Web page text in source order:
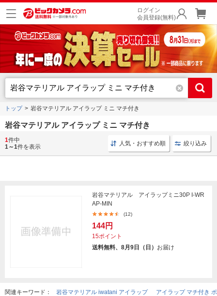
ログイン
会員登録(無料)
トップ 岩谷マテリアル アイラップ ミニ マチ付き
岩谷マテリアル アイラップ ミニ マチ付き
冷凍庫 小型 マチ付き ポリ袋 ポリ袋 オレンジ
1件中
1～1件を表示 人気・おすすめ順 絞り込み
岩谷マテリアル アイラップミニ30P I-WR
AP-MIN
(12)
144円
15ポイント
送料無料、8月9日（日） お届け
関連キーワード： 岩谷マテリアル iwatani アイラップ アイラップ マチ付き